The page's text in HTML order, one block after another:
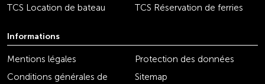
TCS Location de bateau
TCS Réservation de ferries
Informations
Mentions légales
Protection des données
Conditions générales de
Sitemap